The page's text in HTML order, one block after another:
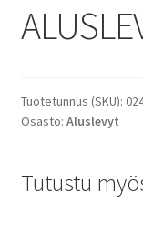
Tuotetunnus (SKU):
Osasto: Aluslevyt
Tutustu